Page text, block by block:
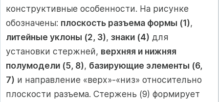
конструктивные особенности. На рисунке
обозначены: плоскость разъема формы (1),
литейные уклоны (2, 3), знаки (4) для
установки стержней, верхняя и нижняя
полумодели (5, 8), базирующие элементы (6,
7) и направление «верх»-«низ» относительно
плоскости разъема. Стержень (9) формирует